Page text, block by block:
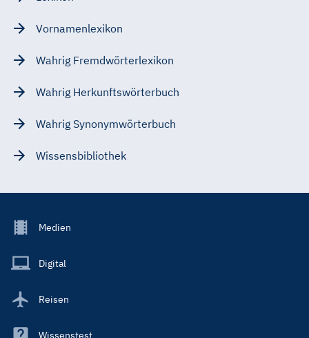
Vornamenlexikon
Wahrig Fremdwörterlexikon
Wahrig Herkunftswörterbuch
Wahrig Synonymwörterbuch
Wissensbibliothek
Footer
Main
Medien
Digital
Reisen
Wissenstest